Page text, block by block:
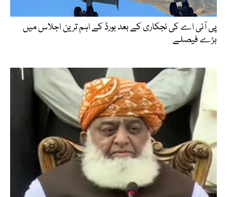
پی آئی اے کی نجکاری کے بعد بورڈ کے اہم ترین اجلاس میں
بڑے فیصلے